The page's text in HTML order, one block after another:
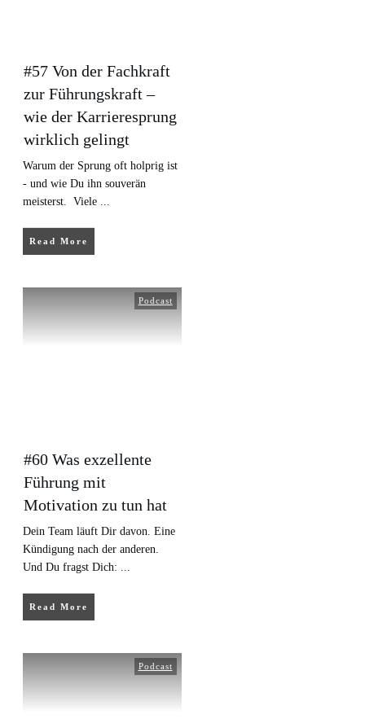
#57 Von der Fachkraft
zur Führungskraft –
wie der Karrieresprung
wirklich gelingt
Warum der Sprung oft holprig ist
- und wie Du ihn souverän
meisterst. Viele ...
Read More
Podcast
#60 Was exzellente
Führung mit
Motivation zu tun hat
Dein Team läuft Dir davon. Eine
Kündigung nach der anderen.
Und Du fragst Dich: ...
Read More
Podcast